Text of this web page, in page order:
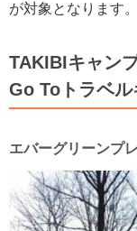
が対象となります。
TAKIBIキャン
Go Toトラベ
エバーグリーンプ